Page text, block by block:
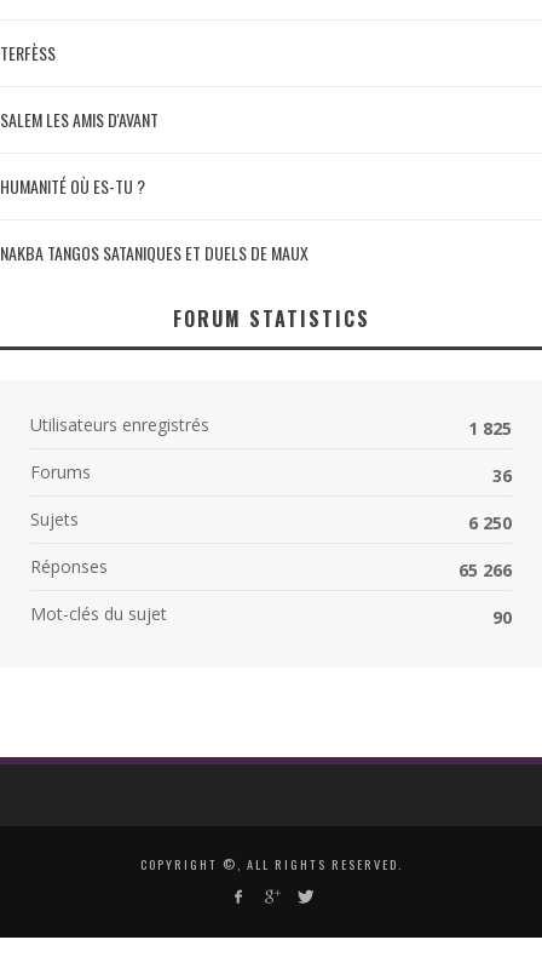
TERFÈSS
SALEM LES AMIS D'AVANT
HUMANITÉ OÙ ES-TU ?
NAKBA TANGOS SATANIQUES ET DUELS DE MAUX
FORUM STATISTICS
Utilisateurs enregistrés
1 825
Forums
36
Sujets
6 250
Réponses
65 266
Mot-clés du sujet
90
COPYRIGHT ©, ALL RIGHTS RESERVED.